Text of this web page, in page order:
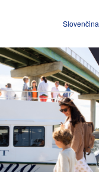
Slovenčina